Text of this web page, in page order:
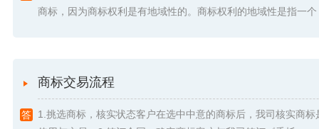
商标，因为商标权利是有地域性的。商标权利的地域性是指一
商标交易流程
1.挑选商标，核实状态客户在选中中意的商标后，我司核实商标